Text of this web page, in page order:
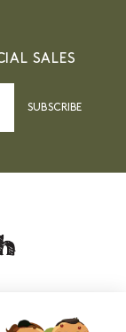
SALES
SUBSCRIBE